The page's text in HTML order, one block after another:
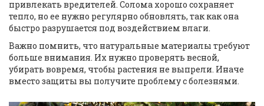
привлекать вредителей. Солома хорошо сохраняет
тепло, но ее нужно регулярно обновлять, так как она
быстро разрушается под воздействием влаги.
Важно помнить, что натуральные материалы требуют
больше внимания. Их нужно проверять весной,
убирать вовремя, чтобы растения не выпрели. Иначе
вместо защиты вы получите проблему с болезнями.